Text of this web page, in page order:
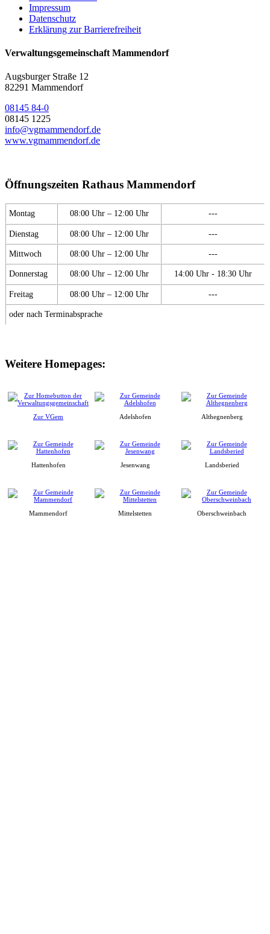
Impressum
Datenschutz
Erklärung zur Barrierefreiheit
Verwaltungsgemeinschaft Mammendorf
Augsburger Straße 12
82291 Mammendorf
08145 84-0
08145 1225
info@vgmammendorf.de
www.vgmammendorf.de
Öffnungszeiten Rathaus Mammendorf
Montag 08:00 Uhr – 12:00 Uhr ---
Dienstag 08:00 Uhr – 12:00 Uhr ---
Mittwoch 08:00 Uhr – 12:00 Uhr ---
Donnerstag 08:00 Uhr – 12:00 Uhr 14:00 Uhr - 18:30 Uhr
Freitag 08:00 Uhr – 12:00 Uhr ---
oder nach Terminabsprache
Weitere Homepages:
Zur VGem Adelshofen Althegnenberg
Hattenhofen Jesenwang Landsberied
Mammendorf Mittelstetten Oberschweinbach